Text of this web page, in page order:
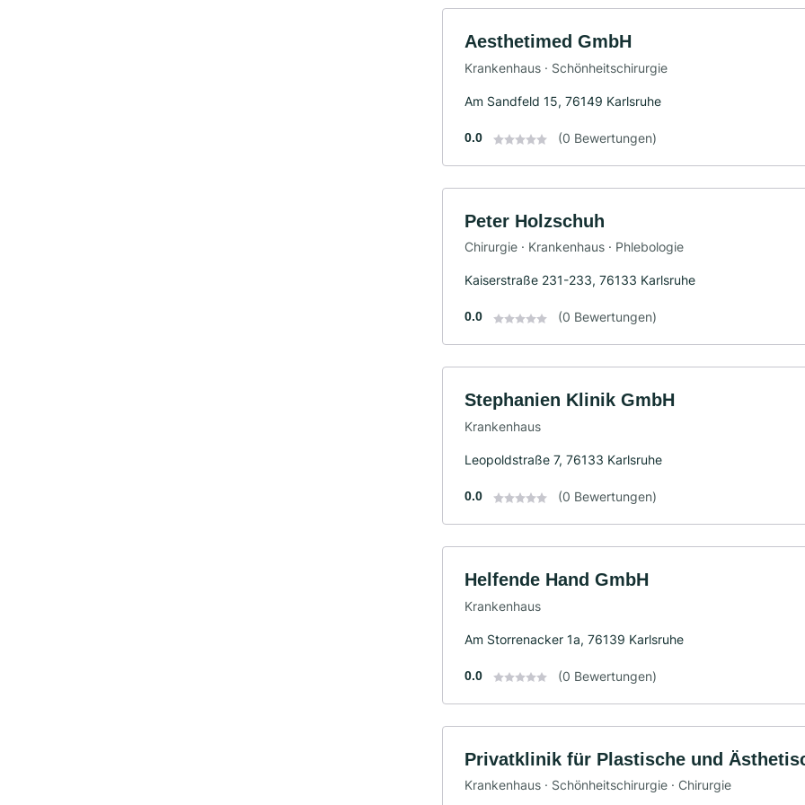
Aesthetimed GmbH
Krankenhaus · Schönheitschirurgie
Am Sandfeld 15, 76149 Karlsruhe
0.0 (0 Bewertungen)
Peter Holzschuh
Chirurgie · Krankenhaus · Phlebologie
Kaiserstraße 231-233, 76133 Karlsruhe
0.0 (0 Bewertungen)
Stephanien Klinik GmbH
Krankenhaus
Leopoldstraße 7, 76133 Karlsruhe
0.0 (0 Bewertungen)
Helfende Hand GmbH
Krankenhaus
Am Storrenacker 1a, 76139 Karlsruhe
0.0 (0 Bewertungen)
Privatklinik für Plastische und
Krankenhaus · Schönheitschirurgie · Chirurgie